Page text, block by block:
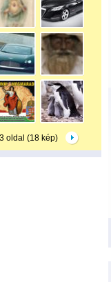
oldal (18 kép)